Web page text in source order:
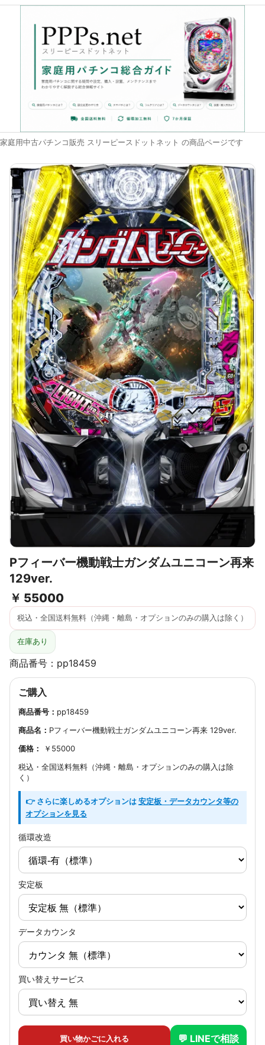
家庭用中古パチンコ販売 スリーピースドットネット の商品ページです
Pフィーバー機動戦士ガンダムユニコーン再来
129ver.
￥ 55000
税込・全国送料無料（沖縄・離島・オプションのみの購入は除く）
在庫あり
商品番号：pp18459
ご購入
商品番号： pp18459
商品名： Pフィーバー機動戦士ガンダムユニコーン再来 129ver.
価格：
￥55000
税込・全国送料無料（沖縄・離島・オプションのみの購入は除
く）
👉 さらに楽しめるオプションは安定板・データカウンタ等の
オプションを見る
循環改造
安定板
データカウンタ
買い替えサービス
買い物かごに入れる 💬 LINEで相談